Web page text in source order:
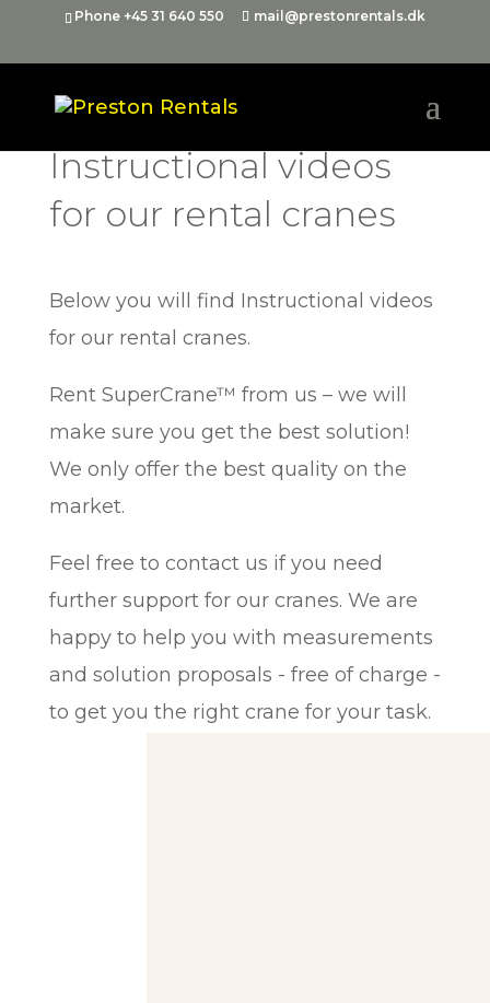
Phone +45 31 640 550 mail@prestonrentals.dk
Instructional videos
for our rental cranes
Below you will find Instructional videos
for our rental cranes.
Rent SuperCrane™ from us – we will
make sure you get the best solution!
We only offer the best quality on the
market.
Feel free to contact us if you need
further support for our cranes. We are
happy to help you with measurements
and solution proposals - free of charge -
to get you the right crane for your task.